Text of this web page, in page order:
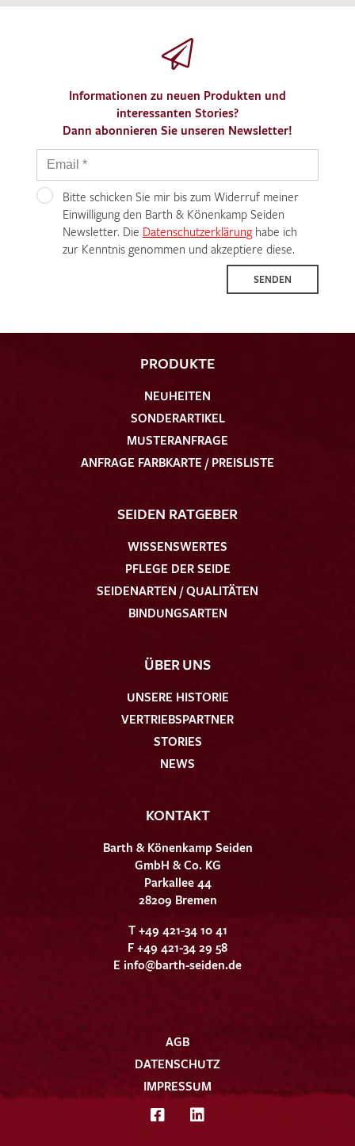
Informationen zu neuen Produkten und
interessanten Stories?
Dann abonnieren Sie unseren Newsletter!
Bitte schicken Sie mir bis zum Widerruf meiner
Einwilligung den Barth & Könenkamp Seiden
Newsletter. Die Datenschutzerklärunghabe ich
zur Kenntnis genommen und akzeptiere diese.
SENDEN
PRODUKTE
NEUHEITEN
SONDERARTIKEL
MUSTERANFRAGE
ANFRAGE FARBKARTE / PREISLISTE
SEIDEN RATGEBER
WISSENSWERTES
PFLEGE DER SEIDE
SEIDENARTEN / QUALITÄTEN
BINDUNGSARTEN
ÜBER UNS
UNSERE HISTORIE
VERTRIEBSPARTNER
STORIES
NEWS
KONTAKT
Barth & Könenkamp Seiden
GmbH & Co. KG
Parkallee 44
28209 Bremen
T +49 421-34 10 41
F +49 421-34 29 58
E info@barth-seiden.de
AGB
DATENSCHUTZ
IMPRESSUM